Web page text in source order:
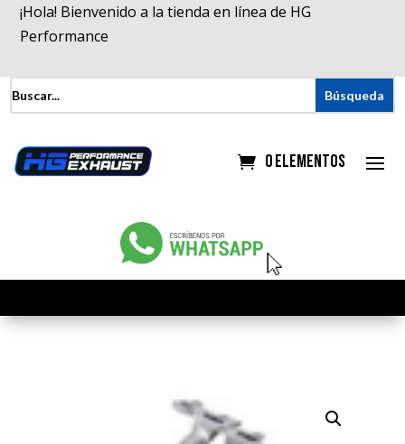
¡Hola! Bienvenido a la tienda en línea de HG
Performance
0 elementos